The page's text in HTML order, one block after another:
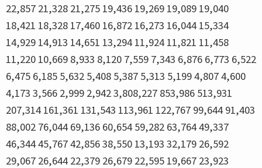
22,857 21,328 21,275 19,436 19,269 19,089 19,040
18,421 18,328 17,460 16,872 16,273 16,044 15,334
14,929 14,913 14,651 13,294 11,924 11,821 11,458
11,220 10,669 8,933 8,120 7,559 7,343 6,876 6,773 6,522
6,475 6,185 5,632 5,408 5,387 5,313 5,199 4,807 4,600
4,173 3,566 2,999 2,942 3,808,227 853,986 513,931
207,314 161,361 131,543 113,961 122,767 99,644 91,403
88,002 76,044 69,136 60,654 59,282 63,764 49,337
46,344 45,767 42,856 38,550 13,193 32,179 26,592
29,067 26,644 22,379 26,679 22,595 19,667 23,923